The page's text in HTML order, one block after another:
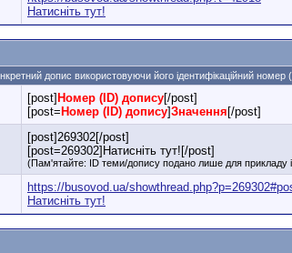
Натисніть тут!
допис використовуючи його ідентифікаційний
[post]Номер (ID) допису[/post]
[post=Номер (ID) допису]Значення[/post]
[post]269302[/post]
[post=269302]Натисніть тут![/post]
(Пам'ятайте: ID теми/допису подано лише для прикладу
https://busovod.ua/
Натисніть тут!